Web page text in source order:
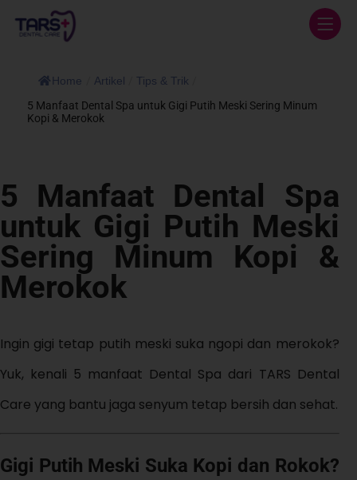
Home Artikel Tips & Trik
5 Manfaat Dental Spa untuk Gigi Putih Meski Sering Minum
Kopi & Merokok
5 Manfaat Dental Spa
untuk Gigi Putih Meski
Sering Minum Kopi &
Merokok
Ingin gigi tetap putih meski suka ngopi dan merokok?
Yuk, kenali 5 manfaat Dental Spa dari TARS Dental
Care yang bantu jaga senyum tetap bersih dan sehat.
Gigi Putih Meski Suka Kopi dan Rokok?